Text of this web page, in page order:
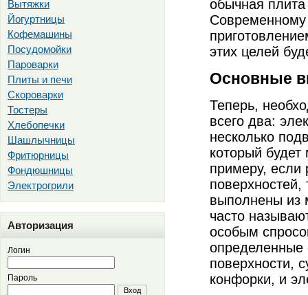
Вытяжки
Йогуртницы
Кофемашины
Посудомойки
Пароварки
Плиты и печи
Скороварки
Тостеры
Хлебопечки
Шашлычницы
Фритюрницы
Фондюшницы
Электрогрили
Авторизация
Логин
Пароль
Вход
обычная
Современному
этих целей
Основные
Теперь,
всего два:
несколько
который
примеру, если
выполнены из
часто
особым
определенные
поверхности,
конфорки, и